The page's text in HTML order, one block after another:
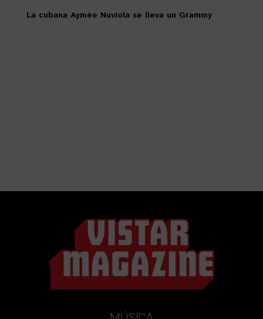
La cubana Aymée Nuviola se lleva un Grammy